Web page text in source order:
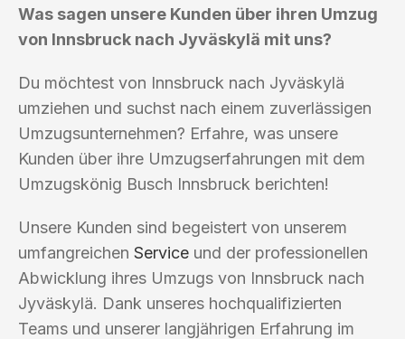
Was sagen unsere Kunden über ihren Umzug
von Innsbruck nach Jyväskylä mit uns?
Du möchtest von Innsbruck nach Jyväskylä
umziehen und suchst nach einem zuverlässigen
Umzugsunternehmen? Erfahre, was unsere
Kunden über ihre Umzugserfahrungen mit dem
Umzugskönig Busch Innsbruck berichten!
Unsere Kunden sind begeistert von unserem
umfangreichen Service und der professionellen
Abwicklung ihres Umzugs von Innsbruck nach
Jyväskylä. Dank unseres hochqualifizierten
Teams und unserer langjährigen Erfahrung im